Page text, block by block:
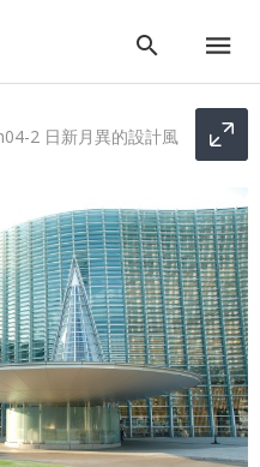
2 日新月異的設計風